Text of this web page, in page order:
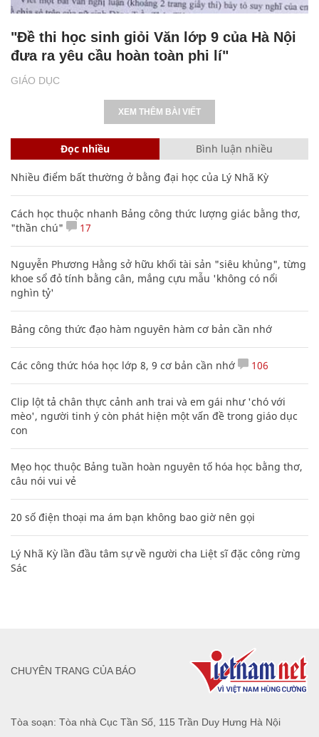
GIÁO DỤC
"Đề thi học sinh giỏi Văn lớp 9 của Hà Nội
đưa ra yêu cầu hoàn toàn phi lí"
XEM THÊM BÀI VIẾT
Đọc nhiều Bình luận nhiều
Nhiều điểm bất thường ở bằng đại học của Lý Nhã Kỳ
Cách học thuộc nhanh Bảng công thức lượng giác bằng thơ,
"thần chú"
17
Nguyễn Phương Hằng sở hữu khối tài sản "siêu khủng", từng
khoe sổ đỏ tính bằng cân, mắng cựu mẫu 'không có nổi
nghìn tỷ'
Bảng công thức đạo hàm nguyên hàm cơ bản cần nhớ
Các công thức hóa học lớp 8, 9 cơ bản cần nhớ 106
Clip lột tả chân thực cảnh anh trai và em gái như 'chó với
mèo', người tinh ý còn phát hiện một vấn đề trong giáo dục
con
Mẹo học thuộc Bảng tuần hoàn nguyên tố hóa học bằng thơ,
câu nói vui vẻ
20 số điện thoại ma ám bạn không bao giờ nên gọi
Lý Nhã Kỳ lần đầu tâm sự về người cha Liệt sĩ đặc công rừng
Sác
Tòa soạn: Tòa nhà Cục Tần Số, 115 Trần Duy Hưng Hà Nội
CHUYÊN TRANG CỦA BÁO